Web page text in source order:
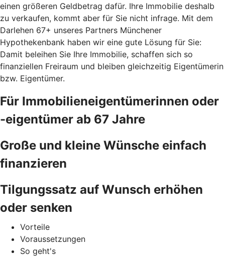
einen größeren Geldbetrag dafür. Ihre Immobilie deshalb
zu verkaufen, kommt aber für Sie nicht infrage. Mit dem
Darlehen 67+ unseres Partners Münchener
Hypothekenbank haben wir eine gute Lösung für Sie:
Damit beleihen Sie Ihre Immobilie, schaffen sich so
finanziellen Freiraum und bleiben gleichzeitig Eigentümerin
bzw. Eigentümer.
Für Immobilieneigentümerinnen oder
-eigentümer ab 67 Jahre
Große und kleine Wünsche einfach
finanzieren
Tilgungssatz auf Wunsch erhöhen
oder senken
Vorteile
Voraussetzungen
So geht's